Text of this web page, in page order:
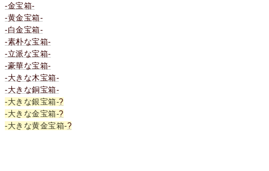
-金宝箱-
-黄金宝箱-
-白金宝箱-
-素朴な宝箱-
-立派な宝箱-
-豪華な宝箱-
-大きな木宝箱-
-大きな銅宝箱-
-大きな銀宝箱-?
-大きな金宝箱-?
-大きな黄金宝箱-?